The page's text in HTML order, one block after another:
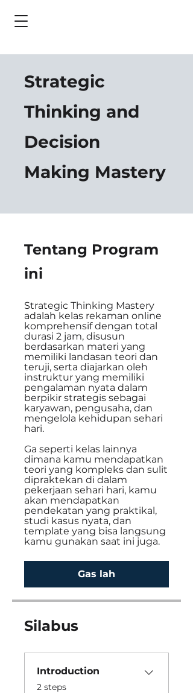
Strategic
Thinking and
Decision
Making Mastery
Tentang Program
ini
Strategic Thinking Mastery
adalah kelas rekaman online
komprehensif dengan total
durasi 2 jam, disusun
berdasarkan materi yang
memiliki landasan teori dan
teruji, serta diajarkan oleh
instruktur yang memiliki
pengalaman nyata dalam
berpikir strategis sebagai
karyawan, pengusaha, dan
mengelola kehidupan sehari
hari.
Ga seperti kelas lainnya
dimana kamu mendapatkan
teori yang kompleks dan sulit
dipraktekan di dalam
pekerjaan sehari hari, kamu
akan mendapatkan
pendekatan yang praktikal,
studi kasus nyata, dan
template yang bisa langsung
kamu gunakan saat ini juga.
Gas lah
Silabus
Introduction
.2 steps